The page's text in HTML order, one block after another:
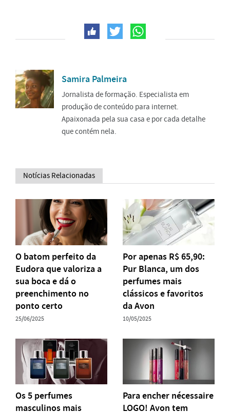
Samira Palmeira
Jornalista de formação. Especialista em
produção de conteúdo para internet.
Apaixonada pela sua casa e por cada detalhe
que contém nela.
Notícias Relacionadas
O batom perfeito da
Eudora que valoriza a
sua boca e dá o
preenchimento no
ponto certo
25/06/2025
Por apenas R$ 65,90:
Pur Blanca, um dos
perfumes mais
clássicos e favoritos
da Avon
10/05/2025
Os 5 perfumes
masculinos mais
Para encher nécessaire
LOGO! Avon tem